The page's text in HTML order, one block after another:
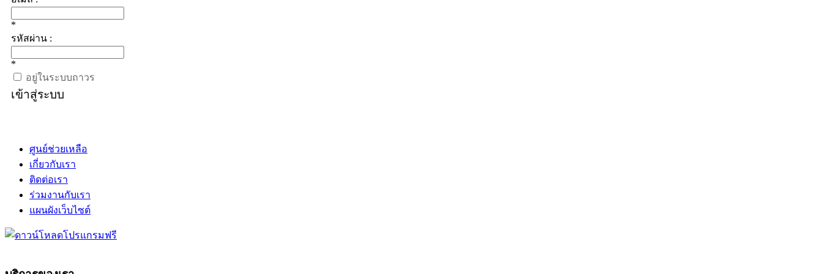
*
รหัสผ่าน :
*
อยู่ในระบบถาวร
เข้าสู่ระบบ
ศูนย์ช่วยเหลือ
เกี่ยวกับเรา
ติดต่อเรา
ร่วมงานกับเรา
แผนผังเว็บไซต์